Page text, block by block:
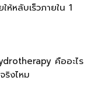
ห้หลับเร็วภายใน 1
คืออะไร
ริงไหม